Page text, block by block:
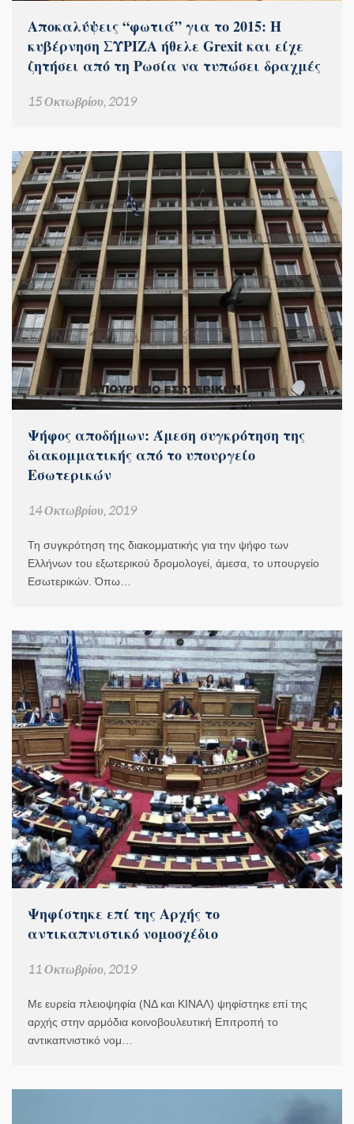
Αποκαλύψεις “φωτιά” για το 2015: Η
κυβέρνηση ΣΥΡΙΖΑ ήθελε Grexit και είχε
ζητήσει από τη Ρωσία να τυπώσει δραχμές
15 Οκτωβρίου, 2019
Ψήφος αποδήμων: Άμεση συγκρότηση της
διακομματικής από το υπουργείο
Εσωτερικών
14 Οκτωβρίου, 2019
Τη συγκρότηση της διακομματικής για την ψήφο των
Ελλήνων του εξωτερικού δρομολογεί, άμεσα, το υπουργείο
Εσωτερικών. Όπω…
Ψηφίστηκε επί της Αρχής το
αντικαπνιστικό νομοσχέδιο
11 Οκτωβρίου, 2019
Με ευρεία πλειοψηφία (ΝΔ και ΚΙΝΑΛ) ψηφίστηκε επί της
αρχής στην αρμόδια κοινοβουλευτική Επιτροπή το
αντικαπνιστικό νομ…